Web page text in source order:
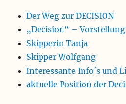
Der Weg zur DECISION
„Decision“ –
Skipperin Tanja
Skipper Wolfgang
Interessante Info´s und
aktuelle Position der